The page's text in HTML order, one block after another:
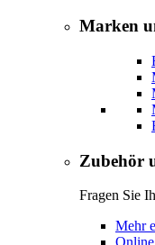
Marken
Zubehör
Fragen Sie
Mehr